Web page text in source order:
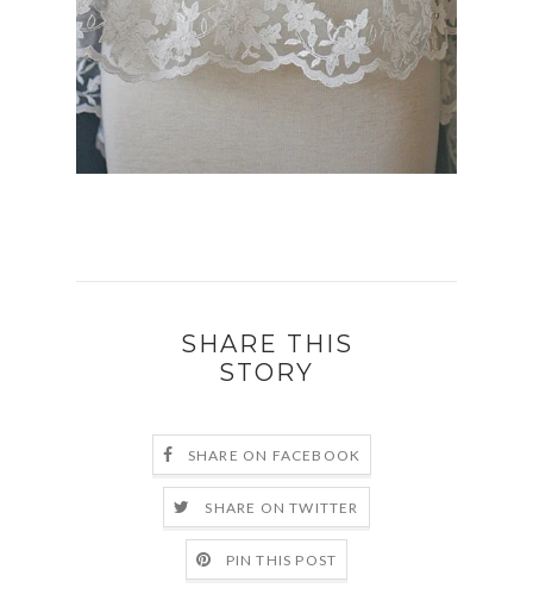
SHARE THIS
STORY
SHARE ON FACEBOOK
SHARE ON TWITTER
PIN THIS POST